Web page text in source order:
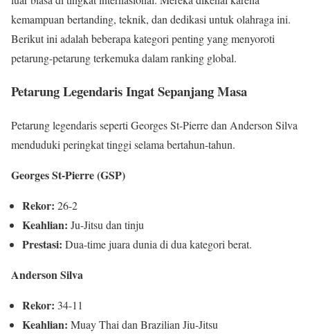
kemampuan bertanding, teknik, dan dedikasi untuk olahraga ini.
Berikut ini adalah beberapa kategori penting yang menyoroti
petarung-petarung terkemuka dalam ranking global.
Petarung Legendaris Ingat Sepanjang Masa
Petarung legendaris seperti Georges St-Pierre dan Anderson Silva
menduduki peringkat tinggi selama bertahun-tahun.
Georges St-Pierre (GSP)
Rekor: 26-2
Keahlian: Ju-Jitsu dan tinju
Prestasi: Dua-time juara dunia di dua kategori berat.
Anderson Silva
Rekor: 34-11
Keahlian: Muay Thai dan Brazilian Jiu-Jitsu